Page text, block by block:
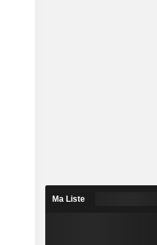
Ma Liste